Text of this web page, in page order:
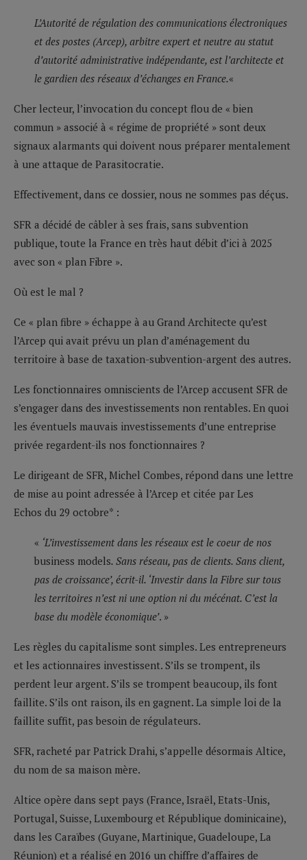
L’Autorité de régulation des communications électroniques
et des postes (Arcep), arbitre expert et neutre au statut
d’autorité administrative indépendante, est l’architecte et
le gardien des réseaux d’échanges en France.«
Cher lecteur, l’invocation du concept flou de « bien
commun » associé à « régime de propriété » sont deux
signaux alarmants qui doivent nous préparer mentalement
à une attaque de Parasitocratie.
Effectivement, dans ce dossier, nous ne sommes pas déçus.
SFR a décidé de câbler à ses frais, sans subvention
publique, toute la France en très haut débit d’ici à 2025
avec son « plan Fibre ».
Où est le mal ?
Ce « plan fibre » échappe à au Grand Architecte qu’est
l’Arcep qui avait prévu un plan d’aménagement du
territoire à base de taxation-subvention-argent des autres.
Les fonctionnaires omniscients de l’Arcep accusent SFR de
s’engager dans des investissements non rentables. En quoi
les éventuels mauvais investissements d’une entreprise
privée regardent-ils nos fonctionnaires ?
Le dirigeant de SFR, Michel Combes, répond dans une lettre
de mise au point adressée à l’Arcep et citée par Les
Echos du 29 octobre* :
« ‘L’investissement dans les réseaux est le coeur de nos
business models. Sans réseau, pas de clients. Sans client,
pas de croissance’, écrit-il. ‘Investir dans la Fibre sur tous
les territoires n’est ni une option ni du mécénat. C’est la
base du modèle économique’. »
Les règles du capitalisme sont simples. Les entrepreneurs
et les actionnaires investissent. S’ils se trompent, ils
perdent leur argent. S’ils se trompent beaucoup, ils font
faillite. S’ils ont raison, ils en gagnent. La simple loi de la
faillite suffit, pas besoin de régulateurs.
SFR, racheté par Patrick Drahi, s’appelle désormais Altice,
du nom de sa maison mère.
Altice opère dans sept pays (France, Israël, Etats-Unis,
Portugal, Suisse, Luxembourg et République dominicaine),
dans les Caraïbes (Guyane, Martinique, Guadeloupe, La
Réunion) et a réalisé en 2016 un chiffre d’affaires de